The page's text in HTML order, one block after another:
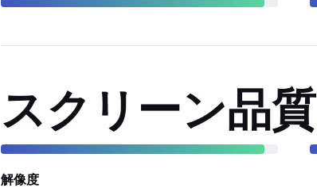
スクリーン品質
解像度